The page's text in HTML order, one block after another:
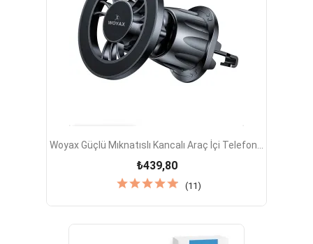
Woyax Güçlü Mıknatıslı Kancalı Araç İçi Telefon...
₺439,80
(11)